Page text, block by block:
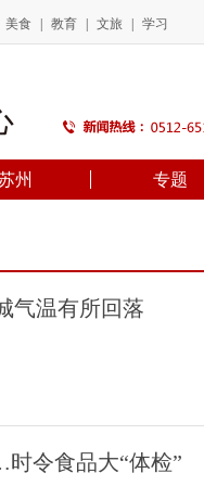
美食 教育 文旅 学习
州 专题
气温有所回落
令食品大“体检”